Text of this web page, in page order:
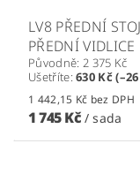
LV8 PŘEDNÍ
PŘEDNÍ VIDLICE
Původně: 2 375 Kč
Ušetříte:630 Kč
1 442,15 Kč bez DPH
1 745 Kč / sada